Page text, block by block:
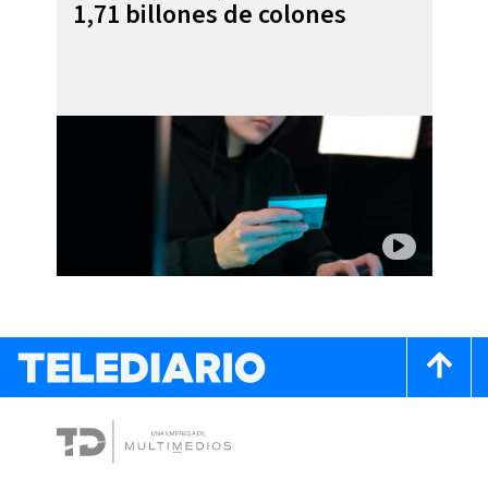
1,71 billones de colones